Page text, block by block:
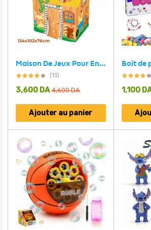
Maison De Jeux Pour Enfants Avec Porte Et Fenêtre Bestway 52007
(13)
4,600DA
3,600 DA
Ajouter au panier
1,100